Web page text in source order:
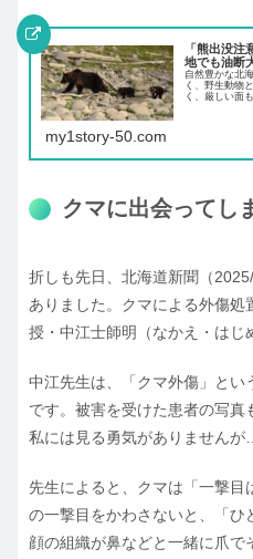
「熊出没
地でも油断
自然豊かな北
く、野生動物
く、厳しい面
my1story-50.com
クマに出会ってし
折しも先日、北海道新聞（
ありました。クマによる外傷
授・中江士師明（なかえ・はじ
中江先生は、「クマ外傷」とい
です。被害を受けた患者の写真
私には見る勇気がありませんが
先生によると、クマは「一撃目
の一撃目をかわさないと、「ひ
顔の組織が鼻などと一緒に爪